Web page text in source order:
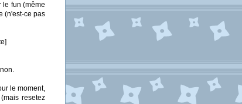
le fun (même
(n'est-ce pas
le moment,
resetez